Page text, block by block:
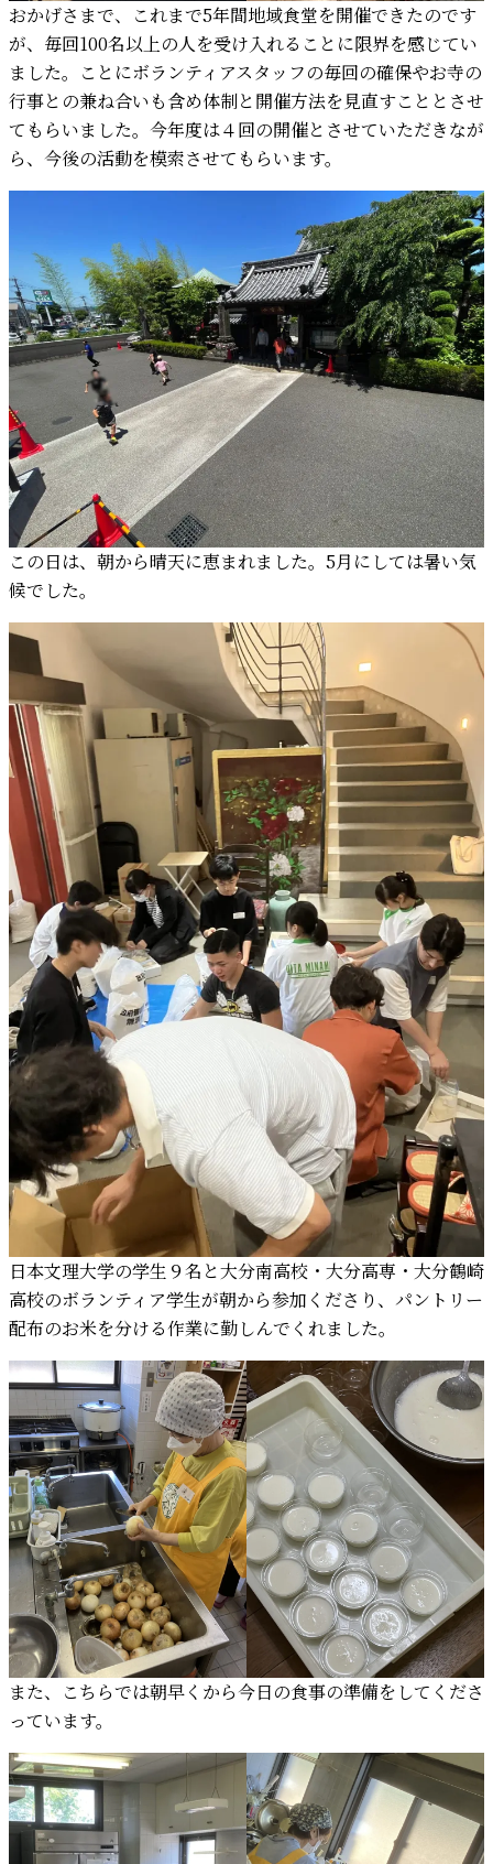
おかげさまで、これまで5年間地域食堂を開催できたのです
が、毎回100名以上の人を受け入れることに限界を感じてい
ました。ことにボランティアスタッフの毎回の確保やお寺の
行事との兼ね合いも含め体制と開催方法を見直すこととさせ
てもらいました。今年度は４回の開催とさせていただきなが
ら、今後の活動を模索させてもらいます。
この日は、朝から晴天に恵まれました。5月にしては暑い気
候でした。
日本文理大学の学生９名と大分南高校・大分高専・大分鶴崎
高校のボランティア学生が朝から参加くださり、パントリー
配布のお米を分ける作業に勤しんでくれました。
また、こちらでは朝早くから今日の食事の準備をしてくださ
っています。